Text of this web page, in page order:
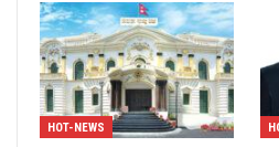
HOT-NEWS